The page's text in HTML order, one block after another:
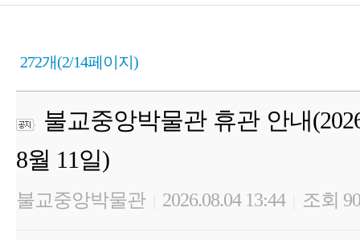
272개(2/14페이지)
불교중앙박물관 휴관 안내
8월 11일)
불교중앙박물관 2026.08.04 13:44 조회 90